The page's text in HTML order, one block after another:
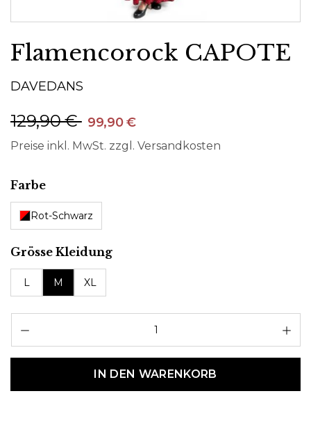
Flamencorock CAPOTE
DAVEDANS
129,90 € 99,90 €
Preise inkl. MwSt. zzgl. Versandkosten
Farbeauswählen
Rot-Schwarz
Grösse Kleidungauswählen
L M XL
IN DEN WARENKORB